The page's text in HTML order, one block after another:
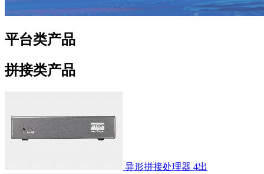
平台类产品
拼接类产品
异形拼接处理器 4出